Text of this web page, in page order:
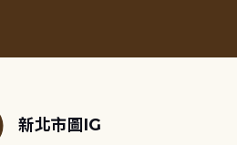
新北市圖IG